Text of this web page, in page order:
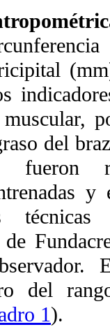
del
fueron
y
del
1).